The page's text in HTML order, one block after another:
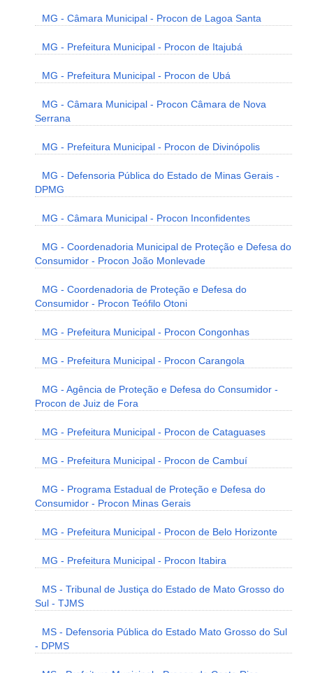
MG - Câmara Municipal - Procon de Lagoa Santa
MG - Prefeitura Municipal - Procon de Itajubá
MG - Prefeitura Municipal - Procon de Ubá
MG - Câmara Municipal - Procon Câmara de Nova
Serrana
MG - Prefeitura Municipal - Procon de Divinópolis
MG - Defensoria Pública do Estado de Minas Gerais -
DPMG
MG - Câmara Municipal - Procon Inconfidentes
MG - Coordenadoria Municipal de Proteção e Defesa do
Consumidor - Procon João Monlevade
MG - Coordenadoria de Proteção e Defesa do
Consumidor - Procon Teófilo Otoni
MG - Prefeitura Municipal - Procon Congonhas
MG - Prefeitura Municipal - Procon Carangola
MG - Agência de Proteção e Defesa do Consumidor -
Procon de Juiz de Fora
MG - Prefeitura Municipal - Procon de Cataguases
MG - Prefeitura Municipal - Procon de Cambuí
MG - Programa Estadual de Proteção e Defesa do
Consumidor - Procon Minas Gerais
MG - Prefeitura Municipal - Procon de Belo Horizonte
MG - Prefeitura Municipal - Procon Itabira
MS - Tribunal de Justiça do Estado de Mato Grosso do
Sul - TJMS
MS - Defensoria Pública do Estado Mato Grosso do Sul
- DPMS